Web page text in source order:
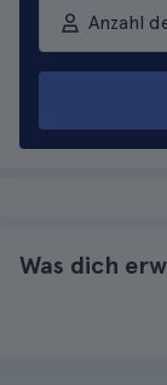
Anzahl
Was dich